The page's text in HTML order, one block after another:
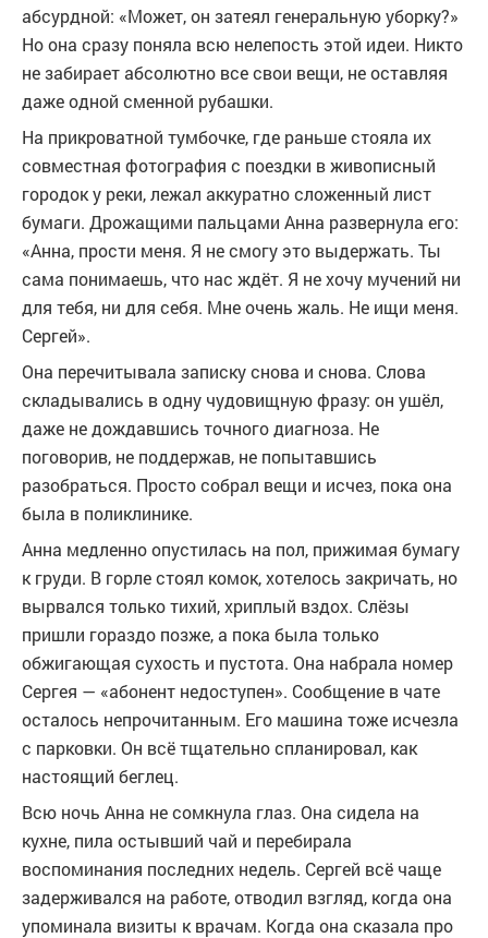
абсурдной: «Может, он затеял генеральную уборку?»
Но она сразу поняла всю нелепость этой идеи. Никто
не забирает абсолютно все свои вещи, не оставляя
даже одной сменной рубашки.
На прикроватной тумбочке, где раньше стояла их
совместная фотография с поездки в живописный
городок у реки, лежал аккуратно сложенный лист
бумаги. Дрожащими пальцами Анна развернула его:
«Анна, прости меня. Я не смогу это выдержать. Ты
сама понимаешь, что нас ждёт. Я не хочу мучений ни
для тебя, ни для себя. Мне очень жаль. Не ищи меня.
Сергей».
Она перечитывала записку снова и снова. Слова
складывались в одну чудовищную фразу: он ушёл,
даже не дождавшись точного диагноза. Не
поговорив, не поддержав, не попытавшись
разобраться. Просто собрал вещи и исчез, пока она
была в поликлинике.
Анна медленно опустилась на пол, прижимая бумагу
к груди. В горле стоял комок, хотелось закричать, но
вырвался только тихий, хриплый вздох. Слёзы
пришли гораздо позже, а пока была только
обжигающая сухость и пустота. Она набрала номер
Сергея — «абонент недоступен». Сообщение в чате
осталось непрочитанным. Его машина тоже исчезла
с парковки. Он всё тщательно спланировал, как
настоящий беглец.
Всю ночь Анна не сомкнула глаз. Она сидела на
кухне, пила остывший чай и перебирала
воспоминания последних недель. Сергей всё чаще
задерживался на работе, отводил взгляд, когда она
упоминала визиты к врачам. Когда она сказала про